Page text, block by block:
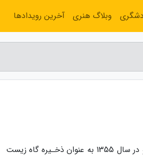
به گزارش شهر وبلاگ، ذخیره گاه زیست کره گنو در سال 1351 به عنوان پارک ملی و در سال 1355 به عنوان ذخـیره گاه زیست
وبلاگ هنری آخرین رویدادها